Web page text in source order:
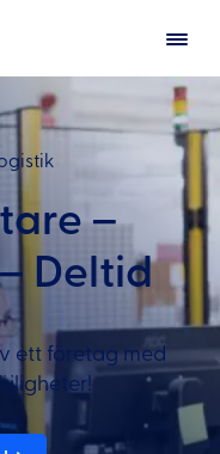
–
Deltid
ett företag med